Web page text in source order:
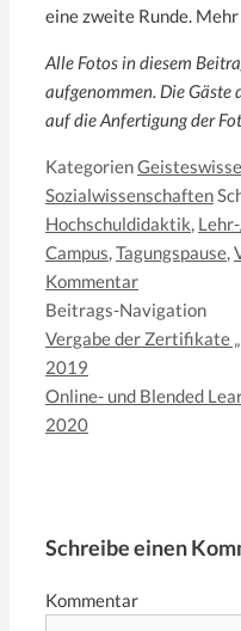
eine zweite Runde.
Alle Fotos in diesem
aufgenommen. Die Gäste
auf die Anfertigung der
Kategorien
Sozialwissenschaften
Hochschuldidaktik,
Campus,Tagungspause,
Kommentar
Beitrags-Navigation
Vergabe der Zertifikate
2019
Online- und Blended
2020
Schreibe einen
Kommentar